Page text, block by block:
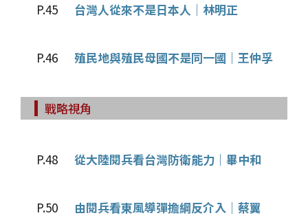
P.45 台灣人從來不是日本人｜林明正
P.46 殖民地與殖民母國不是同一國｜王仲孚
戰略視角
P.48 從大陸閱兵看台灣防衛能力｜畢中和
P.50 由閱兵看東風導彈擔綱反介入｜蔡翼